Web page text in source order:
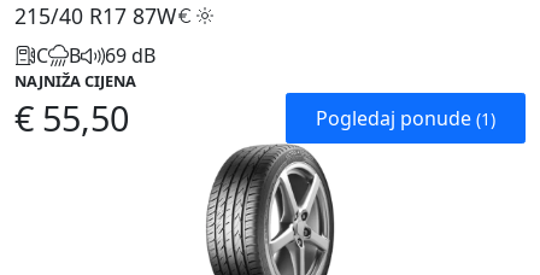
215/40 R17 87W
C B 69 dB
NAJNIŽA CIJENA
€ 55,50 Pogledaj ponude (1)